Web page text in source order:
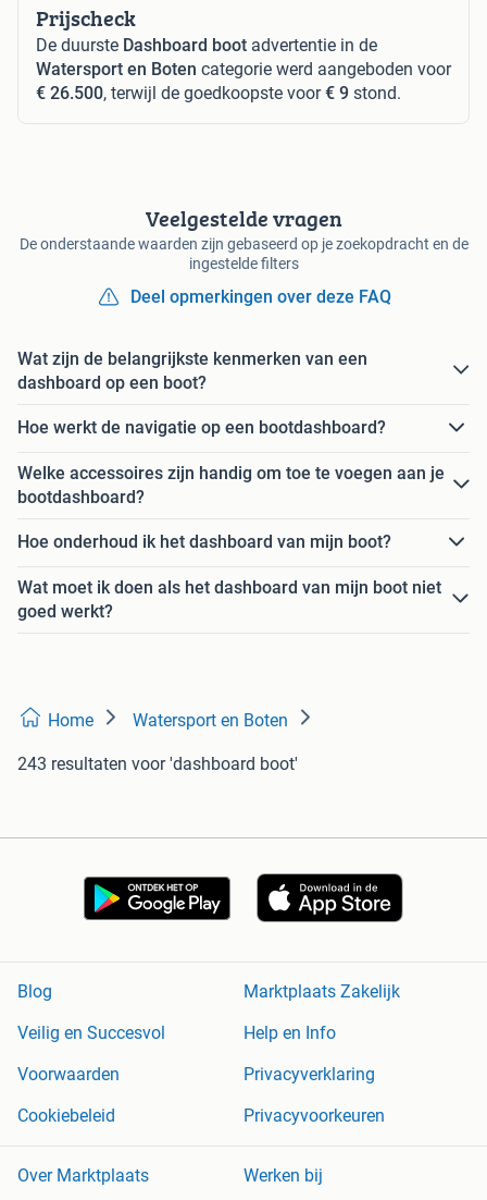
Prijscheck
De duurste Dashboard boot advertentie in de
Watersport en Boten categorie werd aangeboden voor
€ 26.500, terwijl de goedkoopste voor€ 9 stond.
Veelgestelde vragen
De onderstaande waarden zijn gebaseerd op je zoekopdracht en de
ingestelde filters
Deel opmerkingen over deze FAQ
Wat zijn de belangrijkste kenmerken van een
dashboard op een boot?
Hoe werkt de navigatie op een bootdashboard?
Welke accessoires zijn handig om toe te voegen aan je
bootdashboard?
Hoe onderhoud ik het dashboard van mijn boot?
Wat moet ik doen als het dashboard van mijn boot niet
goed werkt?
Home Watersport en Boten
243 resultaten voor 'dashboard boot'
Blog
Marktplaats Zakelijk
Veilig en Succesvol
Help en Info
Voorwaarden
Privacyverklaring
Cookiebeleid
Privacyvoorkeuren
Over Marktplaats Werken bij